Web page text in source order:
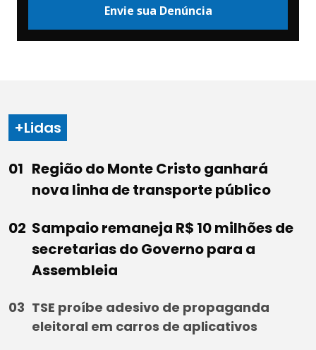
Envie sua Denúncia
+Lidas
Região do Monte Cristo ganhará
nova linha de transporte público
Sampaio remaneja R$ 10 milhões de
secretarias do Governo para a
Assembleia
TSE proíbe adesivo de propaganda
eleitoral em carros de aplicativos